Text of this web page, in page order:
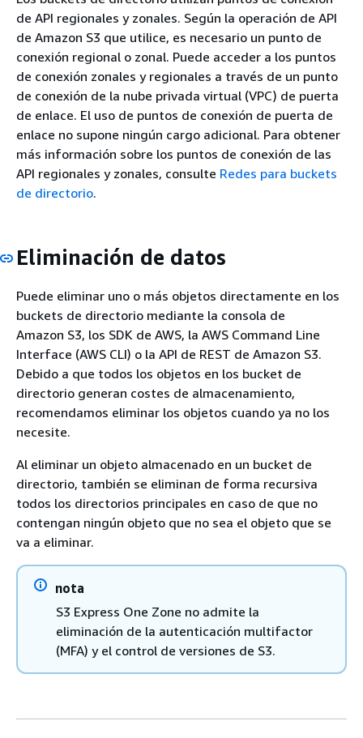
de API regionales y zonales. Según la operación de API
de Amazon S3 que utilice, es necesario un punto de
conexión regional o zonal. Puede acceder a los puntos
de conexión zonales y regionales a través de un punto
de conexión de la nube privada virtual (VPC) de puerta
de enlace. El uso de puntos de conexión de puerta de
enlace no supone ningún cargo adicional. Para obtener
más información sobre los puntos de conexión de las
API regionales y zonales, consulte Redes para buckets
de directorio.
Eliminación de datos
Puede eliminar uno o más objetos directamente en los
buckets de directorio mediante la consola de
Amazon S3, los SDK de AWS, la AWS Command Line
Interface (AWS CLI) o la API de REST de Amazon S3.
Debido a que todos los objetos en los bucket de
directorio generan costes de almacenamiento,
recomendamos eliminar los objetos cuando ya no los
necesite.
Al eliminar un objeto almacenado en un bucket de
directorio, también se eliminan de forma recursiva
todos los directorios principales en caso de que no
contengan ningún objeto que no sea el objeto que se
va a eliminar.
nota
S3 Express One Zone no admite la
eliminación de la autenticación multifactor
(MFA) y el control de versiones de S3.